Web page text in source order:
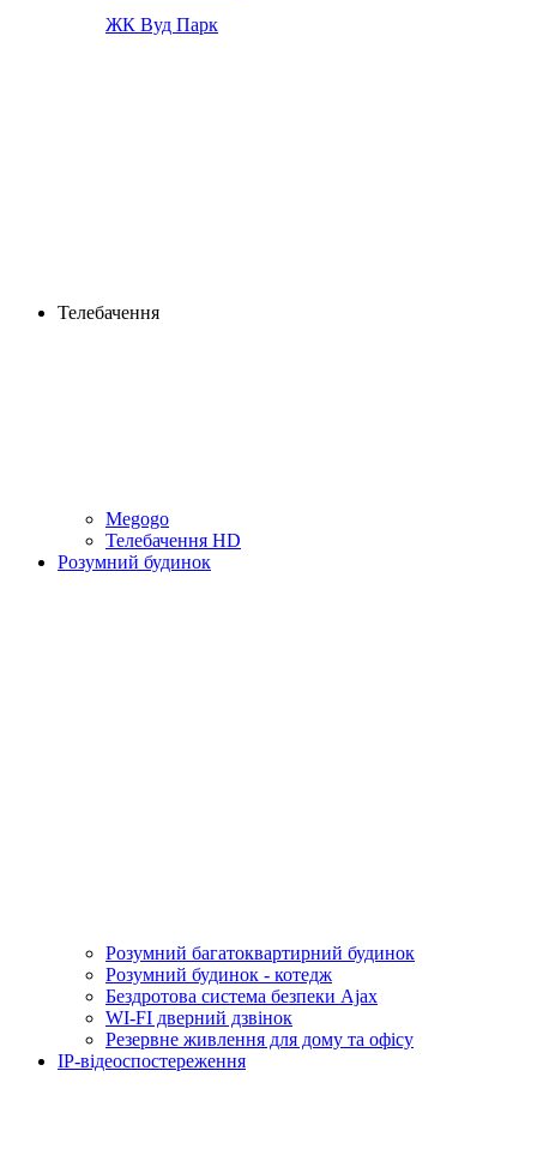
ЖК Вуд Парк
Телебачення
Megogo
Телебачення HD
Розумний будинок
Розумний багатоквартирний будинок
Розумний будинок - котедж
Бездротова система безпеки Ajax
WI-FI дверний дзвінок
Резервне живлення для дому та офісу
IP-відеоспостереження